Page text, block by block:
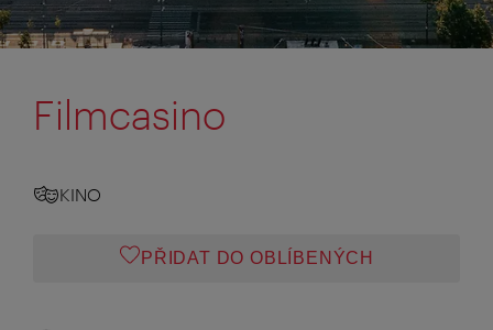
Filmcasino
KINO
PŘIDAT DO OBLÍBENÝCH